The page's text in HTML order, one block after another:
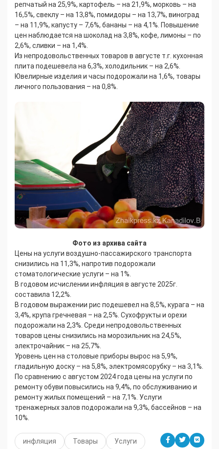
репчатый на 25,9%, картофель – на 21,9%, морковь – на
16,5%, свеклу – на 13,8%, помидоры – на 13,7%, виноград
– на 11,9%, капусту – 7,6%, бананы – на 4,1%. Повышение
цен наблюдается на шоколад на 3,8%, кофе, лимоны – по
2,6%, сливки – на 1,4%.
Из непродовольственных товаров в августе т.г. кухонная
плита подешевела на 6,3%, холодильник – на 2,6%.
Ювелирные изделия и часы подорожали на 1,6%, товары
личного пользования – на 0,8%.
Фото из архива сайта
Цены на услуги воздушно-пассажирского транспорта
снизились на 11,3%, напротив подорожали
стоматологические услуги – на 1%.
В годовом исчислении инфляция в августе 2025г.
составила 12,2%.
В годовом выражении рис подешевел на 8,5%, курага – на
3,4%, крупа гречневая – на 2,5%. Сухофрукты и орехи
подорожали на 2,3%. Среди непродовольственных
товаров цены снизились на морозильник на 24,5%,
электрочайник – на 25,7%.
Уровень цен на столовые приборы вырос на 5,9%,
гладильную доску – на 5,8%, электромясорубку – на 3,1%.
По сравнению с августом 2024 года цены на услуги по
ремонту обуви повысились на 9,4%, по обслуживанию и
ремонту жилых помещений – на 7,1%. Услуги
тренажерных залов подорожали на 9,3%, бассейнов – на
10%.
инфляция Товары Услуги